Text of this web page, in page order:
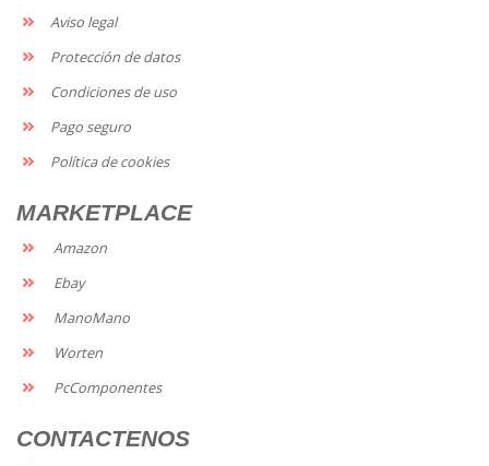
Aviso legal
Protección de datos
Condiciones de uso
Pago seguro
Política de cookies
MARKETPLACE
Amazon
Ebay
ManoMano
Worten
PcComponentes
CONTACTENOS